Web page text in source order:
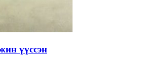
үүссэн